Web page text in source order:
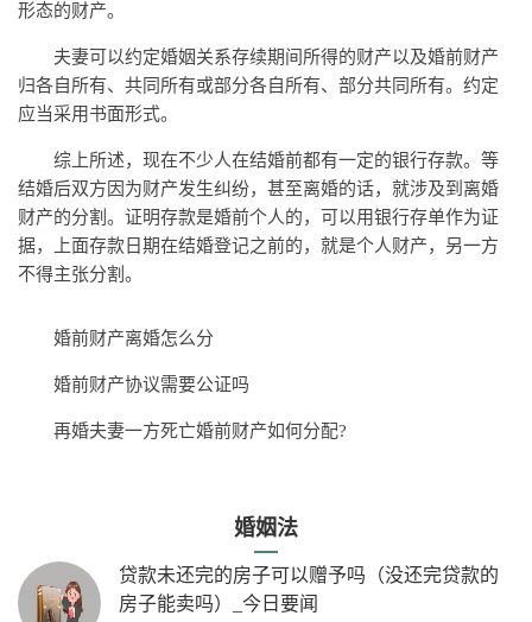
形态的财产。
夫妻可以约定婚姻关系存续期间所得的财产以及婚前财产
归各自所有、共同所有或部分各自所有、部分共同所有。约定
应当采用书面形式。
综上所述，现在不少人在结婚前都有一定的银行存款。等
结婚后双方因为财产发生纠纷，甚至离婚的话，就涉及到离婚
财产的分割。证明存款是婚前个人的，可以用银行存单作为证
据，上面存款日期在结婚登记之前的，就是个人财产，另一方
不得主张分割。
婚前财产离婚怎么分
婚前财产协议需要公证吗
再婚夫妻一方死亡婚前财产如何分配?
婚姻法
贷款未还完的房子可以赠予吗（没还完贷款的
房子能卖吗）_今日要闻